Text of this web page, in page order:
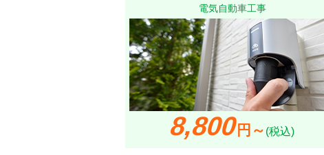
電気自動車工事
8,800円～ (税込)